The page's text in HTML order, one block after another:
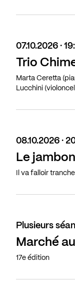
07.10.2026 ·
Trio
Marta Ceretta
Lucchini
08.10.2026 ·
Le jambon
Il va falloir
Plusieurs
Marché
17e édition